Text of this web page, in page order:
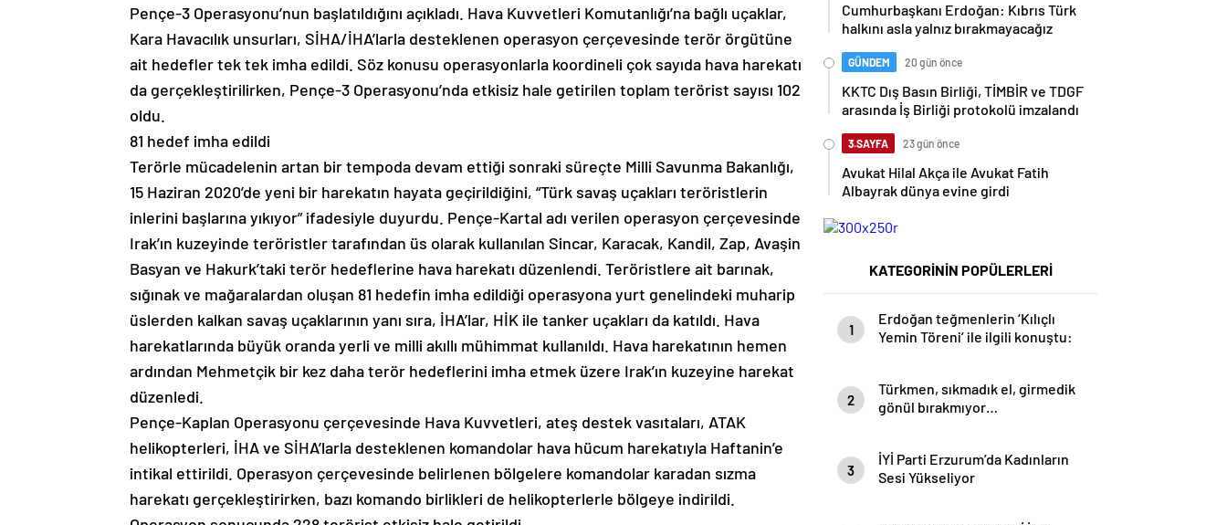
Pençe-3 Operasyonu’nun başlatıldığını açıkladı. Hava Kuvvetleri Komutanlığı’na bağlı uçaklar,
Kara Havacılık unsurları, SİHA/İHA’larla desteklenen operasyon çerçevesinde terör örgütüne
ait hedefler tek tek imha edildi. Söz konusu operasyonlarla koordineli çok sayıda hava harekatı
da gerçekleştirilirken, Pençe-3 Operasyonu’nda etkisiz hale getirilen toplam terörist sayısı 102
oldu.
81 hedef imha edildi
Terörle mücadelenin artan bir tempoda devam ettiği sonraki süreçte Milli Savunma Bakanlığı,
15 Haziran 2020’de yeni bir harekatın hayata geçirildiğini, “Türk savaş uçakları teröristlerin
inlerini başlarına yıkıyor” ifadesiyle duyurdu. Pençe-Kartal adı verilen operasyon çerçevesinde
Irak’ın kuzeyinde teröristler tarafından üs olarak kullanılan Sincar, Karacak, Kandil, Zap, Avaşin
Basyan ve Hakurk’taki terör hedeflerine hava harekatı düzenlendi. Teröristlere ait barınak,
sığınak ve mağaralardan oluşan 81 hedefin imha edildiği operasyona yurt genelindeki muharip
üslerden kalkan savaş uçaklarının yanı sıra, İHA’lar, HİK ile tanker uçakları da katıldı. Hava
harekatlarında büyük oranda yerli ve milli akıllı mühimmat kullanıldı. Hava harekatının hemen
ardından Mehmetçik bir kez daha terör hedeflerini imha etmek üzere Irak’ın kuzeyine harekat
düzenledi.
Pençe-Kaplan Operasyonu çerçevesinde Hava Kuvvetleri, ateş destek vasıtaları, ATAK
helikopterleri, İHA ve SİHA’larla desteklenen komandolar hava hücum harekatıyla Haftanin’e
intikal ettirildi. Operasyon çerçevesinde belirlenen bölgelere komandolar karadan sızma
harekatı gerçekleştirirken, bazı komando birlikleri de helikopterlerle bölgeye indirildi.
Cumhurbaşkanı Erdoğan: Kıbrıs Türk
halkını asla yalnız bırakmayacağız
GÜNDEM 20 gün önce
KKTC Dış Basın Birliği, TİMBİR ve TDGF
arasında İş Birliği protokolü imzalandı
3.SAYFA 23 gün önce
Avukat Hilal Akça ile Avukat Fatih
Albayrak dünya evine girdi
KATEGORİNİN POPÜLERLERİ
1
Erdoğan teğmenlerin ‘Kılıçlı
Yemin Töreni’ ile ilgili konuştu:
2
Türkmen, sıkmadık el, girmedik
gönül bırakmıyor…
3
İYİ Parti Erzurum’da Kadınların
Sesi Yükseliyor